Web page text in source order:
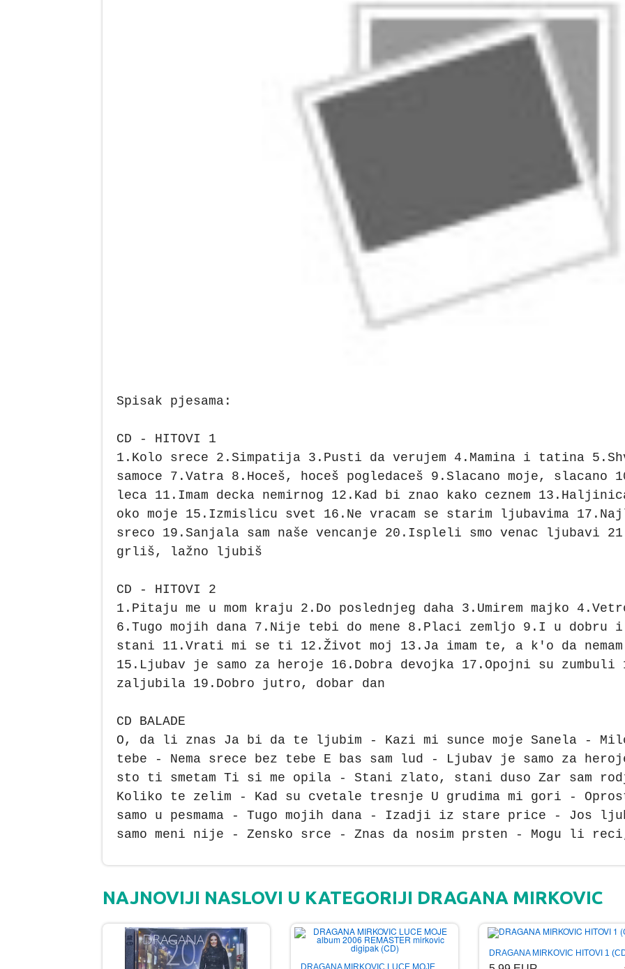
Spisak pjesama:
CD - HITOVI 1
1.Kolo srece 2.Simpatija 3.Pusti da verujem 4.Mamina i tatina
samoce 7.Vatra 8.Hoceš, hoceš pogledaceš 9.Slacano moje, slacano
leca 11.Imam decka nemirnog 12.Kad bi znao kako ceznem
oko moje 15.Izmislicu svet 16.Ne vracam se starim ljubavima
sreco 19.Sanjala sam naše vencanje 20.Ispleli smo venac ljubavi
grliš, lažno ljubiš
CD - HITOVI 2
1.Pitaju me u mom kraju 2.Do poslednjeg daha 3.Umirem majko
6.Tugo mojih dana 7.Nije tebi do mene 8.Placi zemljo 9.I u dobru
stani 11.Vrati mi se ti 12.Život moj 13.Ja imam te, a k'o da
15.Ljubav je samo za heroje 16.Dobra devojka 17.Opojni su zumbuli
zaljubila 19.Dobro jutro, dobar dan
CD BALADE
O, da li znas Ja bi da te ljubim - Kazi mi sunce moje Sanela -
tebe - Nema srece bez tebe E bas sam lud - Ljubav je samo za
sto ti smetam Ti si me opila - Stani zlato, stani duso Zar sam
Koliko te zelim - Kad su cvetale tresnje U grudima mi gori -
samo u pesmama - Tugo mojih dana - Izadji iz stare price - Jos
samo meni nije - Zensko srce - Znas da nosim prsten - Mogu li
NAJNOVIJI NASLOVI U KATEGORIJI DRAGANA MIRKOVIC
DRAGANA MIRKOVIC LUCE MOJE
DRAGANA MIRKOVIC HITOVI 1